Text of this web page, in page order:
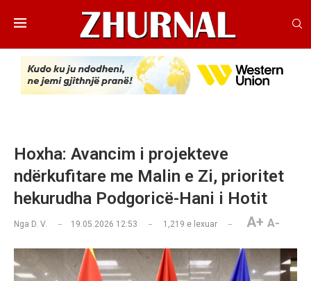
Hoxha: Avancim i projekteve
ndërkufitare me Malin e Zi, prioritet
hekurudha Podgoricë-Hani i Hotit
Nga D. V. 19.05.2026 12:53 1,219 e lexuar A+ A-